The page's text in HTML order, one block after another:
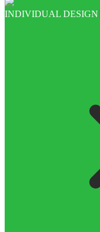
INDIVIDUAL DESIGN